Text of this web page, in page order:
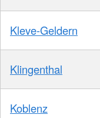
Kleve-Geldern
Klingenthal
Koblenz